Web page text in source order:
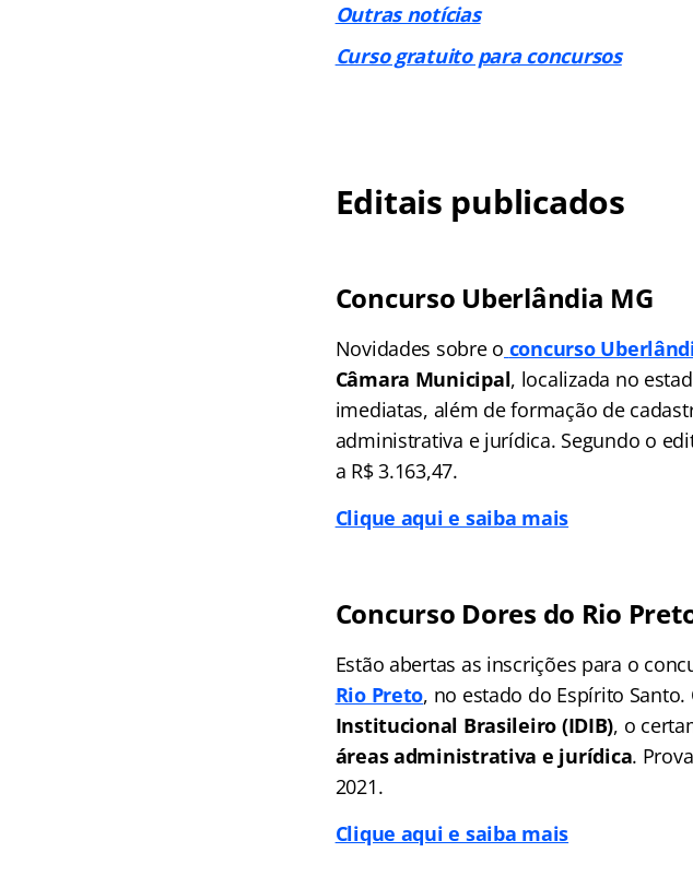
Outras notícias
Curso gratuito para concursos
Editais publicados
Concurso Uberlândia MG
Novidades sobre o concurso
Câmara Municipal, localizada no
imediatas, além de formação de
administrativa e jurídica. Segundo o
a R$ 3.163,47.
Clique aqui e saiba mais
Concurso Dores do Rio
Estão abertas as inscrições para o
Rio Preto, no estado do Espírito
Institucional Brasileiro (IDIB), o
áreas administrativa e jurídica.
2021.
Clique aqui e saiba mais